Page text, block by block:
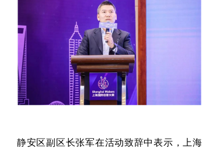
静安区副区长张军在活动致辞中表示，上海